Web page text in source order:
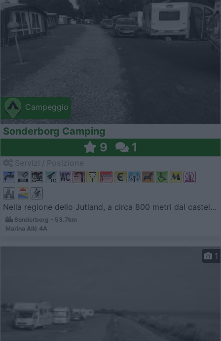
Campeggio
Sonderborg Camping
9 1
Nella regione dello Jutland, a circa 800 metri dal castel...
Sonderborg - 53.7km
Marina Allè 4A
1